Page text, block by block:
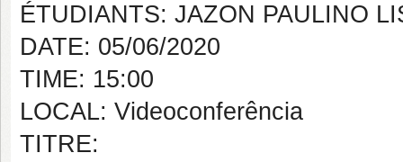
ÉTUDIANTS: JAZON PAULINO
DATE: 05/06/2020
TIME: 15:00
LOCAL: Videoconferência
TITRE: